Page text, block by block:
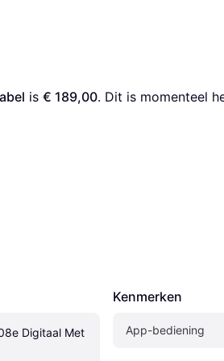
is € 189,00. Dit is momenteel
Digitaal Met
Kenmerken
App-bediening